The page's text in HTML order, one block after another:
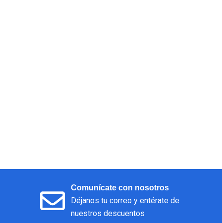
Comunícate con nosotros
Déjanos tu correo y entérate de
nuestros descuentos